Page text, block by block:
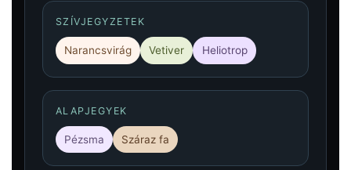
SZÍVJEGYZETEK
Narancsvirág Vetiver Heliotrop
ALAPJEGYEK
Pézsma Száraz fa